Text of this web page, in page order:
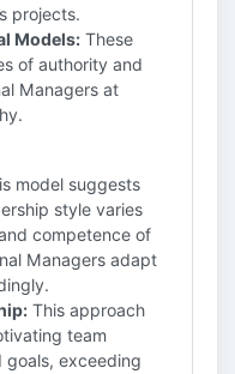
projects.
Models: These
of authority and
Managers at
model suggests
style varies
competence of
Managers adapt
This approach
team
goals, exceeding